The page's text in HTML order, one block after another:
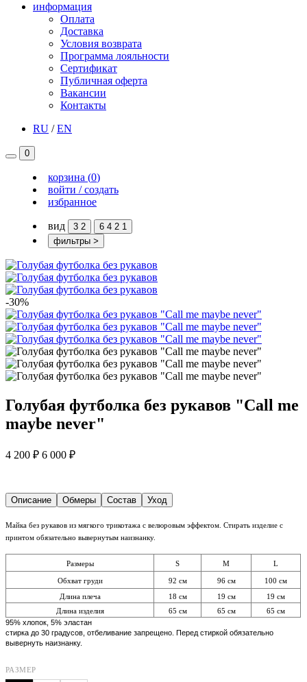
информация
Оплата
Доставка
Условия возврата
Программа лояльности
Сертификат
Публичная оферта
Вакансии
Контакты
RU / EN
0
корзина (0)
войти / создать
избранное
вид 3 2 6 4 2 1
фильтры >
-30%
Голубая футболка без рукавов "Call me
maybe never"
4 200 ₽ 6 000 ₽
Описание Обмеры Состав Уход
Майка без рукавов из мягкого трикотажа с велюровым эффектом. Стирать изделие с
принтом обязательно вывернутым наизнанку.
Размеры S M L
Обхват груди 92 см 96 см 100 см
Длина плеча 18 см 19 см
19 см
Длина изделия
65 см 65 см 65 см
95% хлопок, 5% эластан
стирка до 30 градусов, отбеливание запрещено. Перед стиркой обязательно
вывернуть наизнанку.
РАЗМЕР